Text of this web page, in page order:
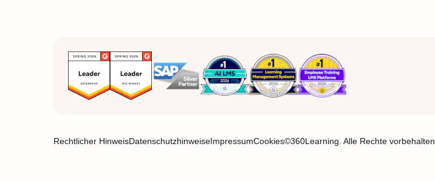
Rechtlicher HinweisDatenschutzhinweiseImpressumCookies©360Learning. Alle Rechte vorbehalten.